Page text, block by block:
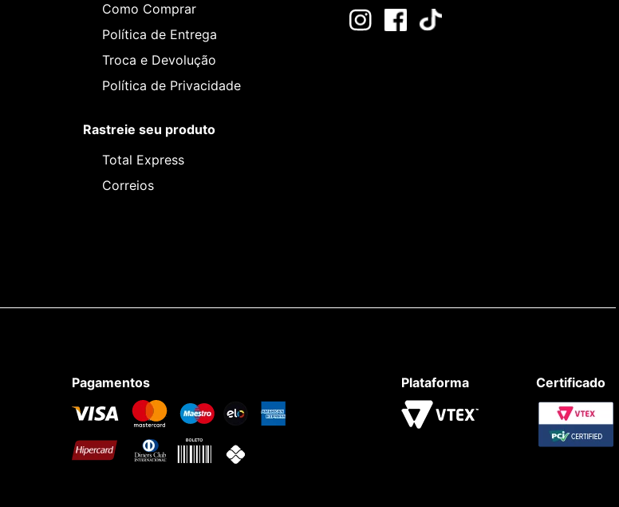
Como Comprar
Política de Entrega
Troca e Devolução
Política de Privacidade
Rastreie seu produto
Total Express
Correios
Pagamentos Plataforma Certificado